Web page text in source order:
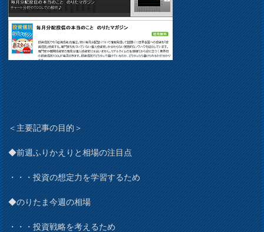
＜主要記事の目的＞
◆前週ふりかえりと相場の注目点
・・・投資の想定力を学習するため
◆のりたま今週の相場
・・・投資戦略を考えるため